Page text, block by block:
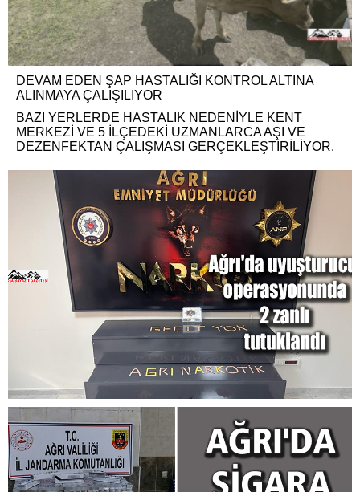
DEVAM EDEN ŞAP HASTALIĞI KONTROL ALTINA
ALINMAYA ÇALIŞILIYOR
BAZI YERLERDE HASTALIK NEDENİYLE KENT
MERKEZİ VE 5 İLÇEDEKİ UZMANLARCA AŞI VE
DEZENFEKTAN ÇALIŞMASI GERÇEKLEŞTİRİLİYOR.